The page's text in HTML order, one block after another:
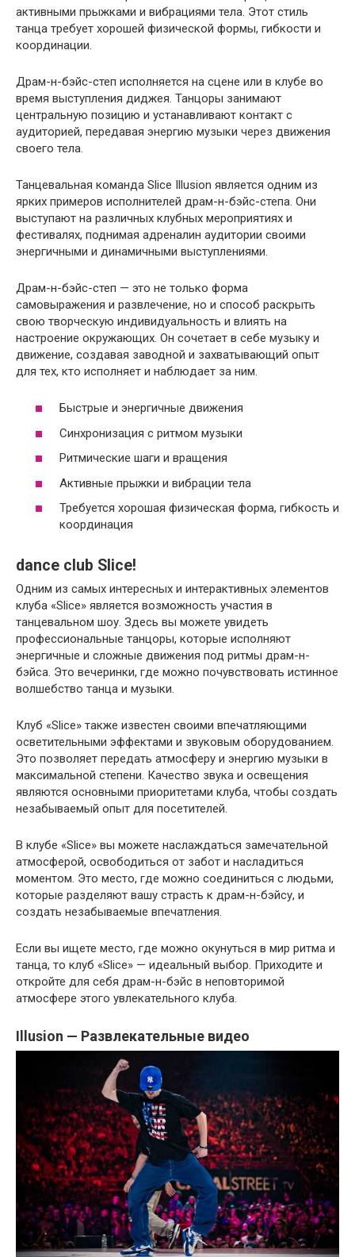
активными прыжками и вибрациями тела. Этот стиль
танца требует хорошей физической формы, гибкости и
координации.
Драм-н-бэйс-степ исполняется на сцене или в клубе во
время выступления диджея. Танцоры занимают
центральную позицию и устанавливают контакт с
аудиторией, передавая энергию музыки через движения
своего тела.
Танцевальная команда Slice Illusion является одним из
ярких примеров исполнителей драм-н-бэйс-степа. Они
выступают на различных клубных мероприятиях и
фестивалях, поднимая адреналин аудитории своими
энергичными и динамичными выступлениями.
Драм-н-бэйс-степ — это не только форма
самовыражения и развлечение, но и способ раскрыть
свою творческую индивидуальность и влиять на
настроение окружающих. Он сочетает в себе музыку и
движение, создавая заводной и захватывающий опыт
для тех, кто исполняет и наблюдает за ним.
Быстрые и энергичные движения
Синхронизация с ритмом музыки
Ритмические шаги и вращения
Активные прыжки и вибрации тела
Требуется хорошая физическая форма, гибкость и
координация
dance club Slice!
Одним из самых интересных и интерактивных элементов
клуба «Slice» является возможность участия в
танцевальном шоу. Здесь вы можете увидеть
профессиональные танцоры, которые исполняют
энергичные и сложные движения под ритмы драм-н-
бэйса. Это вечеринки, где можно почувствовать истинное
волшебство танца и музыки.
Клуб «Slice» также известен своими впечатляющими
осветительными эффектами и звуковым оборудованием.
Это позволяет передать атмосферу и энергию музыки в
максимальной степени. Качество звука и освещения
являются основными приоритетами клуба, чтобы создать
незабываемый опыт для посетителей.
В клубе «Slice» вы можете наслаждаться замечательной
атмосферой, освободиться от забот и насладиться
моментом. Это место, где можно соединиться с людьми,
которые разделяют вашу страсть к драм-н-бэйсу, и
создать незабываемые впечатления.
Если вы ищете место, где можно окунуться в мир ритма и
танца, то клуб «Slice» — идеальный выбор. Приходите и
откройте для себя драм-н-бэйс в неповторимой
атмосфере этого увлекательного клуба.
Illusion — Развлекательные видео